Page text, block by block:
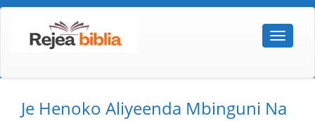
Je Henoko Aliyeenda Mbinguni Na